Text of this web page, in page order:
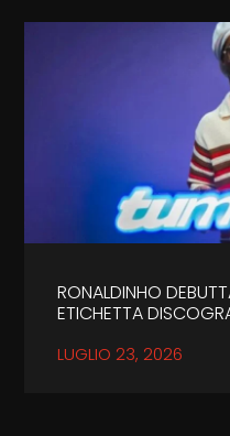
RONALDINHO
ETICHETTA
LUGLIO 23, 2026